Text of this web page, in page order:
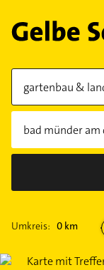
Umkreis: 0 km